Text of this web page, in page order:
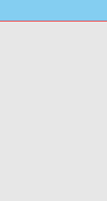
些股…|天天快播报
族